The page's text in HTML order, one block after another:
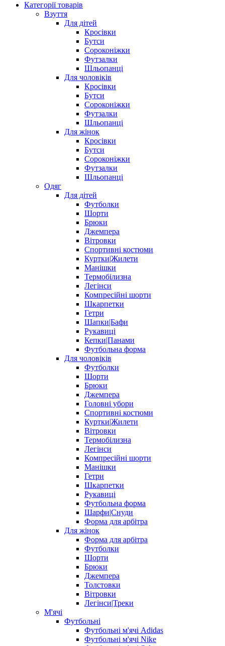
Категорії товарів
Взуття
Для дітей
Кросівки
Бутси
Сороконіжки
Футзалки
Шльопанці
Для чоловіків
Кросівки
Бутси
Сороконіжки
Футзалки
Шльопанці
Для жінок
Кросівки
Бутси
Сороконіжки
Футзалки
Шльопанці
Одяг
Для дітей
Футболки
Шорти
Брюки
Джемпера
Вітровки
Спортивні костюми
Куртки|Жилети
Манішки
Термобілизна
Легінси
Компресійні шорти
Шкарпетки
Гетри
Шапки|Бафи
Рукавиці
Кепки|Панами
Футбольна форма
Для чоловіків
Футболки
Шорти
Брюки
Джемпера
Головні убори
Спортивні костюми
Куртки|Жилети
Вітровки
Термобілизна
Легінси
Компресійні шорти
Манішки
Гетри
Шкарпетки
Рукавиці
Футбольна форма
Шарфи|Снуди
Форма для арбітра
Для жінок
Форма для арбітра
Футболки
Шорти
Брюки
Джемпера
Толстовки
Вітровки
Легінси|Треки
М'ячі
Футбольні
Футбольні м'ячі Adidas
Футбольні м'ячі Nike